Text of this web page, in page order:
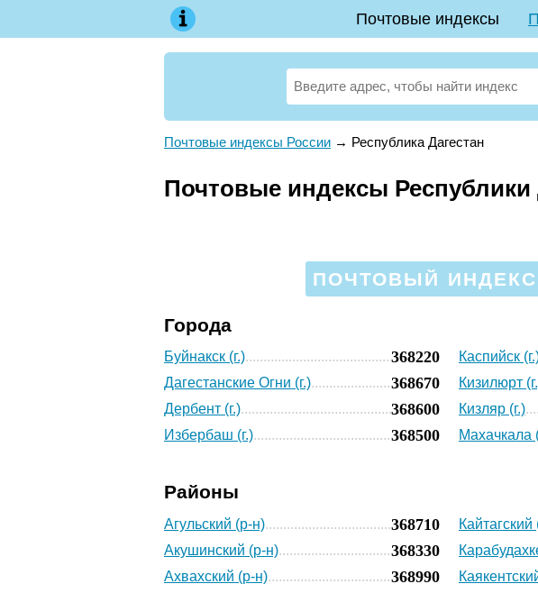
Почтовые индексы
Почтовые индексы России → Республика Дагестан
Почтовые индексы Республики
ПОЧТОВЫЙ ИНДЕКС
Города
Буйнакск (г.) 368220
Дагестанские Огни (г.) 368670
Дербент (г.) 368600
Избербаш (г.) 368500
Каспийск
Кизилюрт
Кизляр (г.)
Махачкала
Районы
Агульский (р-н) 368710
Акушинский (р-н) 368330
Ахвахский (р-н) 368990
Кайтагский